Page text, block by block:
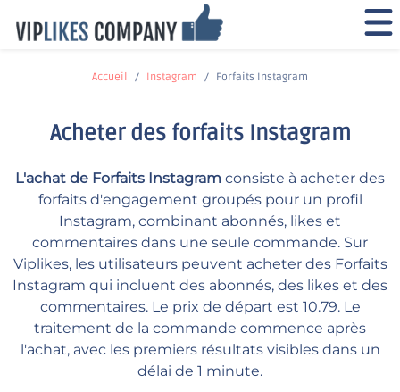
Accueil Instagram Forfaits Instagram
Acheter des forfaits Instagram
L'achat de Forfaits Instagram consiste à acheter des
forfaits d'engagement groupés pour un profil
Instagram, combinant abonnés, likes et
commentaires dans une seule commande. Sur
Viplikes, les utilisateurs peuvent acheter des Forfaits
Instagram qui incluent des abonnés, des likes et des
commentaires. Le prix de départ est 10.79. Le
traitement de la commande commence après
l'achat, avec les premiers résultats visibles dans un
délai de 1 minute.